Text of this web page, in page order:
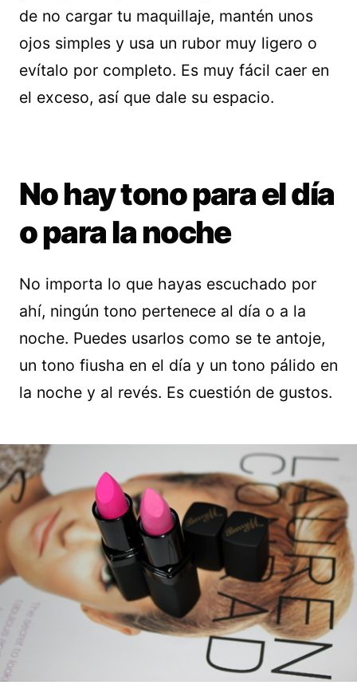
de no cargar tu maquillaje, mantén unos
ojos simples y usa un rubor muy ligero o
evítalo por completo. Es muy fácil caer en
el exceso, así que dale su espacio.
No hay tono para el día
o para la noche
No importa lo que hayas escuchado por
ahí, ningún tono pertenece al día o a la
noche. Puedes usarlos como se te antoje,
un tono fiusha en el día y un tono pálido en
la noche y al revés. Es cuestión de gustos.